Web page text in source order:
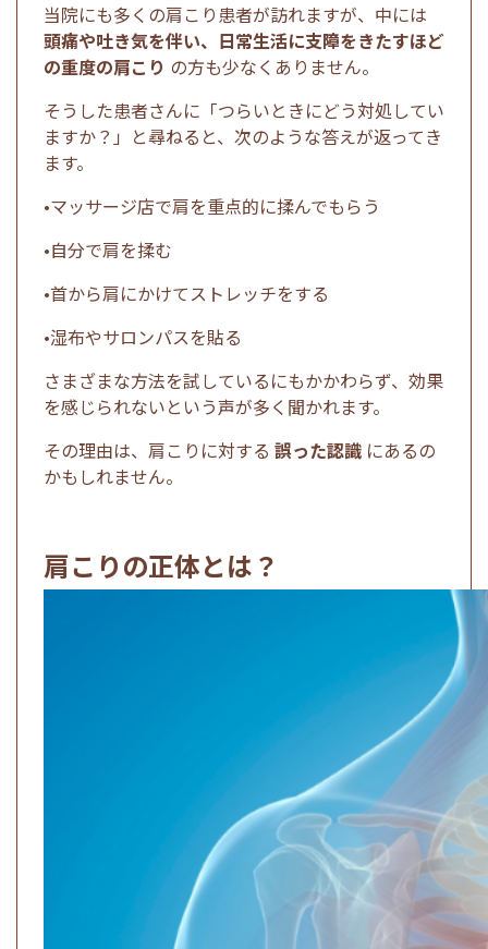
当院にも多くの肩こり患者が訪れますが、中には
頭痛や吐き気を伴い、日常生活に支障をきたすほど
の重度の肩こり の方も少なくありません。
そうした患者さんに「つらいときにどう対処してい
ますか？」と尋ねると、次のような答えが返ってき
ます。
•マッサージ店で肩を重点的に揉んでもらう
•自分で肩を揉む
•首から肩にかけてストレッチをする
•湿布やサロンパスを貼る
さまざまな方法を試しているにもかかわらず、効果
を感じられないという声が多く聞かれます。
その理由は、肩こりに対する 誤った認識 にあるの
かもしれません。
肩こりの正体とは？